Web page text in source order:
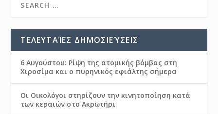
ΤΕΛΕΥΤΑΊΕΣ ΔΗΜΟΣΙΕΎΣΕΙΣ
6 Αυγούστου: Ρίψη της ατομικής βόμβας στη
Χιροσίμα και ο πυρηνικός εφιάλτης σήμερα
Οι Οικολόγοι στηρίζουν την κινητοποίηση κατά
των κεραιών στο Ακρωτήρι